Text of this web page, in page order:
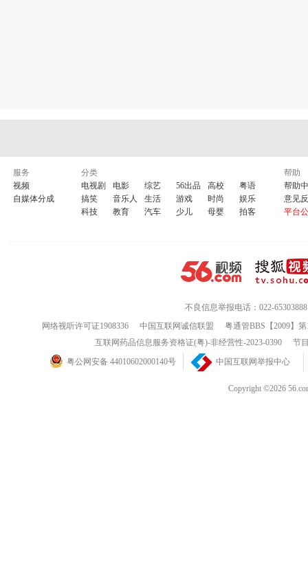
服务
视频
自媒体分成
分类
电视剧
电影 综艺 56出品 高校
粤语
搞笑
音乐人 生活 游戏 时尚
娱乐
科技
教育 汽车 少儿 母婴 拍客
帮助
帮助
意见
平台
不良信息举报电话：022-65303888
网络视听许可证1908336
中国互联网诚信联盟
粤通管BBS【2009】
互联网药品信息服务资格证(粤)-非经营性-2023-0390
节
粤公网安备 44010602000140号
中国互联网举报中心
Copyright ©2026